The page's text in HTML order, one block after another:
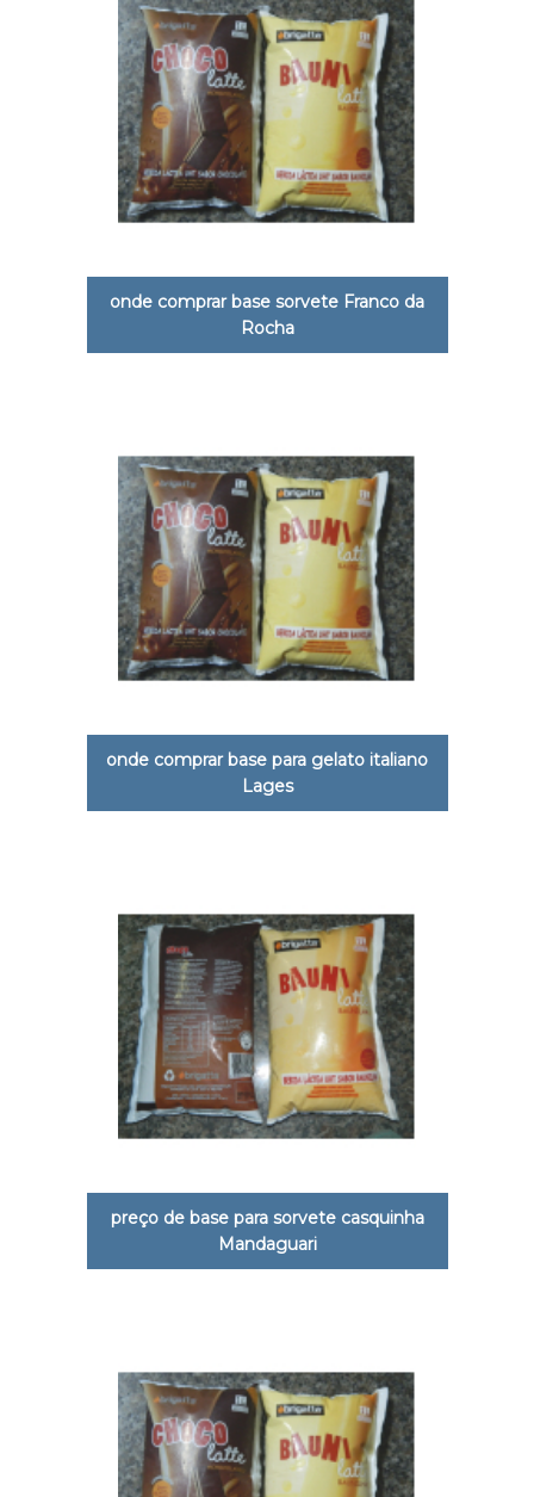
onde comprar base sorvete Franco da
Rocha
onde comprar base para gelato italiano
Lages
preço de base para sorvete casquinha
Mandaguari